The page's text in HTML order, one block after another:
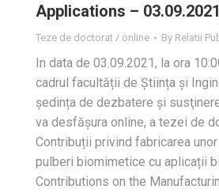
Applications –
Teze de doctorat / online By Relatii
In data de 03.09.2021, la ora
cadrul facultății de Știința și
ședința de dezbatere și
va desfășura online, a tezei de
Contribuții privind fabricarea
pulberi biomimetice cu aplicații
Contributions on the